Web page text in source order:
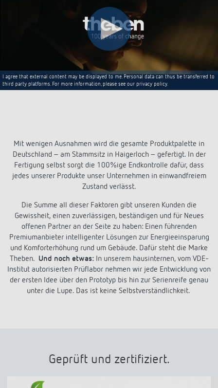
I agree that external content may be displayed to me. Personal data can thus be transferred to
third party platforms. For more information, please see our privacy policy.
Mit wenigen Ausnahmen wird die gesamte Produktpalette in
Deutschland – am Stammsitz in Haigerloch – gefertigt. In der
Fertigung selbst sorgt die 100%ige Endkontrolle dafür, dass
jedes unserer Produkte unser Unternehmen in einwandfreiem
Zustand verlässt.
Die Summe all dieser Faktoren gibt unseren Kunden die
Gewissheit, einen zuverlässigen, beständigen und für Neues
offenen Partner an der Seite zu haben: Einen führenden
Premiumanbieter intelligenter Lösungen zur Energieeinsparung
und Komforterhöhung rund um Gebäude. Dafür steht die Marke
Theben. Und noch etwas:In unserem hausinternen, vom VDE-
Institut autorisierten Prüflabor nehmen wir jede Entwicklung von
der ersten Idee über den Prototyp bis hin zur Serienreife genau
unter die Lupe. Das ist keine Selbstverständlichkeit.
Geprüft und zertifiziert.